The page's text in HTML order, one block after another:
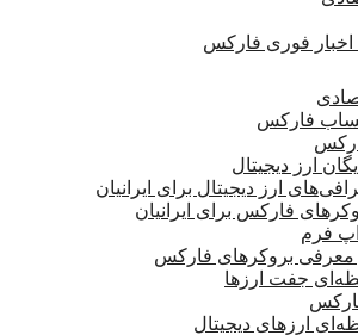
اخبار فوری فارکس
فارکس
ارز دیجیتال
ارز دیجیتال برای ایرانیان
فارکس برای ایرانیان
فرم
بروکرهای فارکس
جفت ارزها
ارزهای دیجیتال